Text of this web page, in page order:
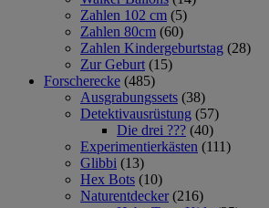
Zahlen 102 cm (5)
Zahlen 80cm (60)
Zahlen Kindergeburtstag (28)
Zur Geburt (15)
Forscherecke (485)
Ausgrabungssets (38)
Detektivausrüstung (57)
Die drei ??? (40)
Experimentierkästen (111)
Glibbi (13)
Hex Bots (10)
Naturentdecker (216)